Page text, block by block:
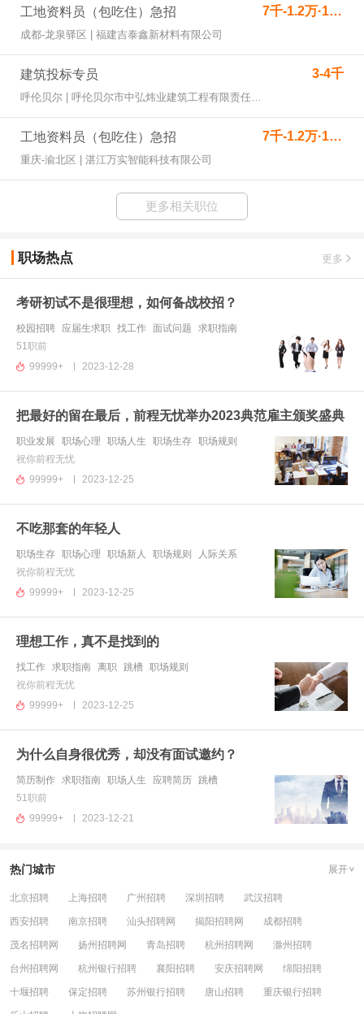
工地资料员（包吃住）急招
成都-龙泉驿区 | 福建吉泰鑫新材料有限公司
7千-1.2万·13薪
建筑投标专员
呼伦贝尔 | 呼伦贝尔市中弘炜业建筑工程有限责任公司
3-4千
工地资料员（包吃住）急招
重庆-渝北区 | 湛江万实智能科技有限公司
7千-1.2万·13薪
更多相关职位
职场热点 更多
考研初试不是很理想，如何备战校招？
校园招聘 应届生求职 找工作 面试问题
求职指南
51职前
99999+
2023-12-28
把最好的留在最后，前程无忧举办2023典范雇主颁奖盛典
职业发展 职场心理 职场人生 职场生存 职场规则
祝你前程无忧
99999+
2023-12-25
不吃那套的年轻人
职场生存 职场心理 职场新人 职场规则
人际关系
祝你前程无忧
99999+
2023-12-25
理想工作，真不是找到的
找工作 求职指南 离职 跳槽 职场规则
祝你前程无忧
99999+
2023-12-25
为什么自身很优秀，却没有面试邀约？
简历制作 求职指南 职场人生 应聘简历
跳槽
51职前
99999+
2023-12-21
热门城市 展开
北京招聘 上海招聘 广州招聘 深圳招聘 武汉招聘
西安招聘 南京招聘 汕头招聘网 揭阳招聘网 成都招聘
茂名招聘网 扬州招聘网 青岛招聘 杭州招聘网 滁州招聘
台州招聘网 杭州银行招聘 襄阳招聘 安庆招聘网 绵阳招聘
十堰招聘 保定招聘 苏州银行招聘 唐山招聘 重庆银行招聘